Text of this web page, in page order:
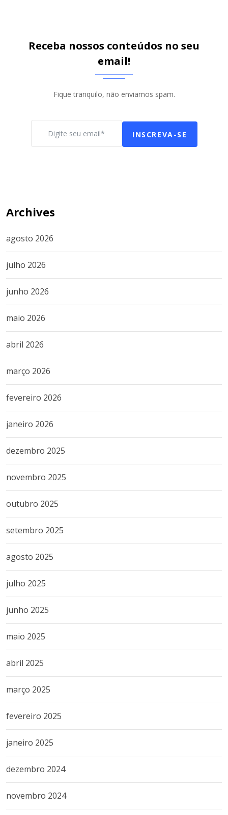
Receba nossos conteúdos no seu
email!
Fique tranquilo, não enviamos spam.
INSCREVA-SE
Archives
agosto 2026
julho 2026
junho 2026
maio 2026
abril 2026
março 2026
fevereiro 2026
janeiro 2026
dezembro 2025
novembro 2025
outubro 2025
setembro 2025
agosto 2025
julho 2025
junho 2025
maio 2025
abril 2025
março 2025
fevereiro 2025
janeiro 2025
dezembro 2024
novembro 2024